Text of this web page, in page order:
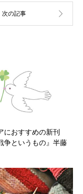
におすすめの新刊
争というもの』半藤